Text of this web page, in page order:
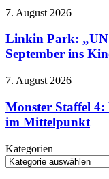
sich
düsteren
Trailer
Linkin
„UNSHATTER“
kommt
Ende
ins
7. August 2026
Linkin Park:
September ins
Monster
4:
Lizzie
Borden
ab
September
7. August 2026
Monster Staffel 4:
im Mittelpunkt
Kategorien
Kategorien